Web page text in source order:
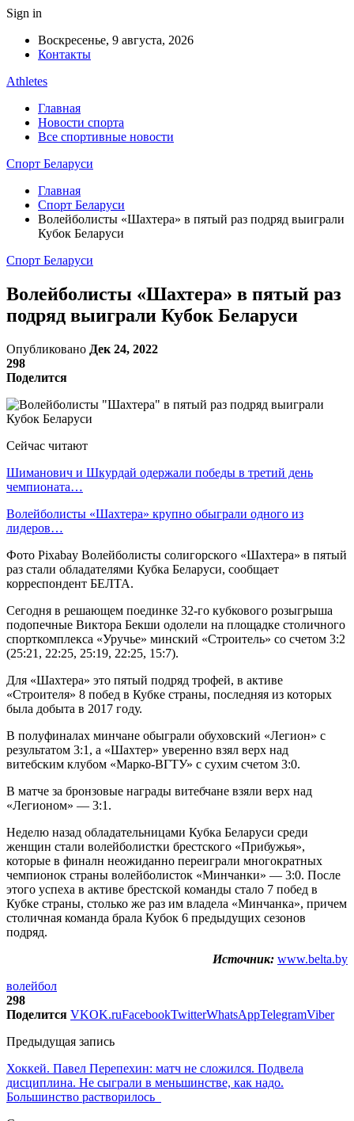
Sign in
Воскресенье, 9 августа, 2026
Контакты
Athletes
Главная
Новости спорта
Все спортивные новости
Спорт Беларуси
Главная
Спорт Беларуси
Волейболисты «Шахтера» в пятый раз подряд выиграли
Кубок Беларуси
Спорт Беларуси
Волейболисты «Шахтера» в пятый раз
подряд выиграли Кубок Беларуси
Опубликовано Дек 24, 2022
298
Поделится
Сейчас читают
Шиманович и Шкурдай одержали победы в третий день
чемпионата…
Волейболисты «Шахтера» крупно обыграли одного из
лидеров…
Фото Pixabay Волейболисты солигорского «Шахтера» в пятый
раз стали обладателями Кубка Беларуси, сообщает
корреспондент БЕЛТА.
Сегодня в решающем поединке 32-го кубкового розыгрыша
подопечные Виктора Бекши одолели на площадке столичного
спорткомплекса «Уручье» минский «Строитель» со счетом 3:2
(25:21, 22:25, 25:19, 22:25, 15:7).
Для «Шахтера» это пятый подряд трофей, в активе
«Строителя» 8 побед в Кубке страны, последняя из которых
была добыта в 2017 году.
В полуфиналах минчане обыграли обуховский «Легион» с
результатом 3:1, а «Шахтер» уверенно взял верх над
витебским клубом «Марко-ВГТУ» с сухим счетом 3:0.
В матче за бронзовые награды витебчане взяли верх над
«Легионом» — 3:1.
Неделю назад обладательницами Кубка Беларуси среди
женщин стали волейболистки брестского «Прибужья»,
которые в финалн неожиданно переиграли многократных
чемпионок страны волейболисток «Минчанки» — 3:0. После
этого успеха в активе брестской команды стало 7 побед в
Кубке страны, столько же раз им владела «Минчанка», причем
столичная команда брала Кубок 6 предыдущих сезонов
подряд.
Источник: www.belta.by
волейбол
298
Поделится VKOK.ruFacebookTwitterWhatsAppTelegramViber
Предыдущая запись
Хоккей. Павел Перепехин: матч не сложился. Подвела
дисциплина. Не сыграли в меньшинстве, как надо.
Большинство растворилось